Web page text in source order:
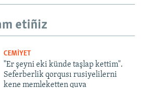
etiñiz
CEMİYET
"Er şeyni eki künde taşlap kettim".
Seferberlik qorqusı rusiyelilerni
kene memleketten quva